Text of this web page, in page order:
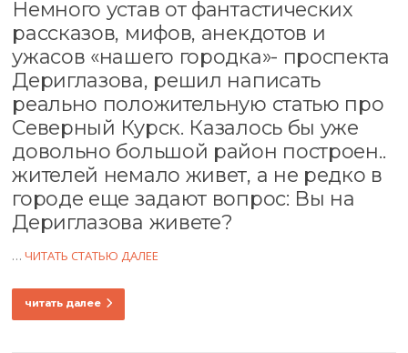
Немного устав от фантастических
рассказов, мифов, анекдотов и
ужасов «нашего городка»- проспекта
Дериглазова, решил написать
реально положительную статью про
Северный Курск. Казалось бы уже
довольно большой район построен..
жителей немало живет, а не редко в
городе еще задают вопрос: Вы на
Дериглазова живете?
…ЧИТАТЬ СТАТЬЮ ДАЛЕЕ
читать далее